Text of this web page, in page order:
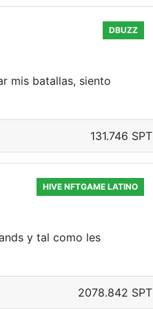
DBUZZ
mis batallas, siento
131.746 SPT
HIVE NFTGAME LATINO
y tal como les
2078.842 SPT